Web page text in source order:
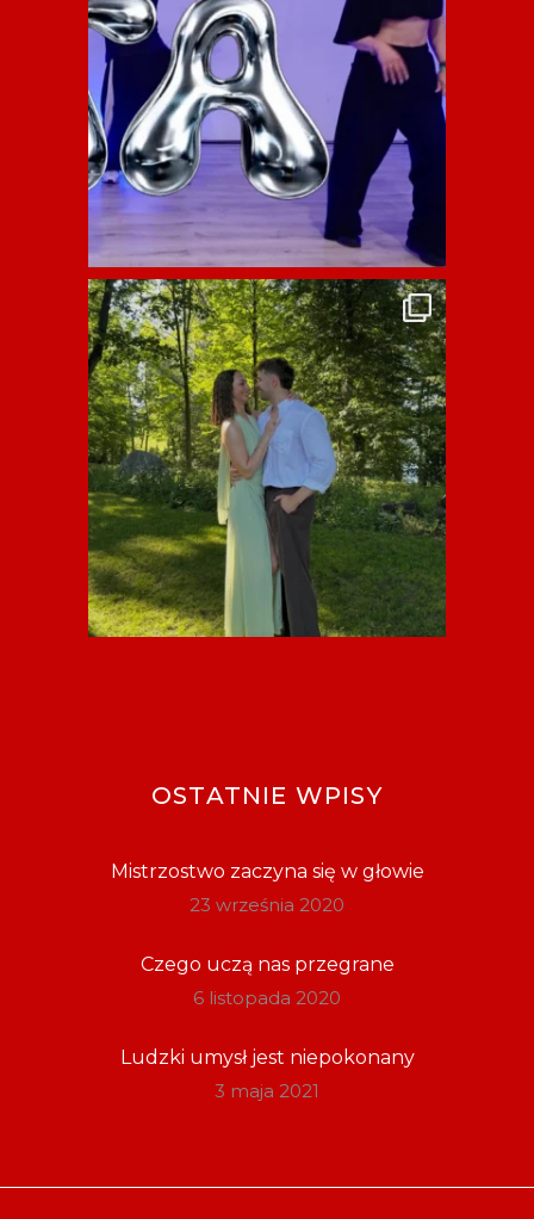
OSTATNIE WPISY
Mistrzostwo zaczyna się w głowie
23 września 2020
Czego uczą nas przegrane
6 listopada 2020
Ludzki umysł jest niepokonany
3 maja 2021